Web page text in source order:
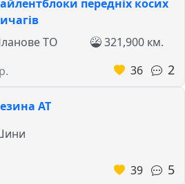
передніх косих
ТО
321,900 км.
36
2
АТ
39 5